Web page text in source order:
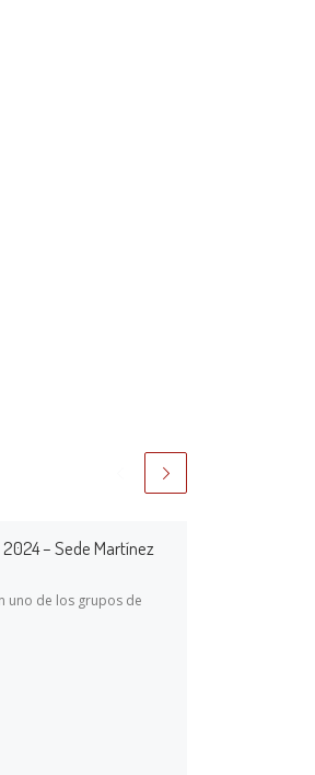
– Sede Martínez
uno de los grupos de